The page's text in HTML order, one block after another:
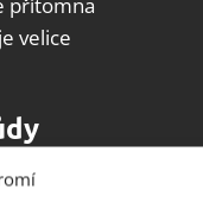
velice